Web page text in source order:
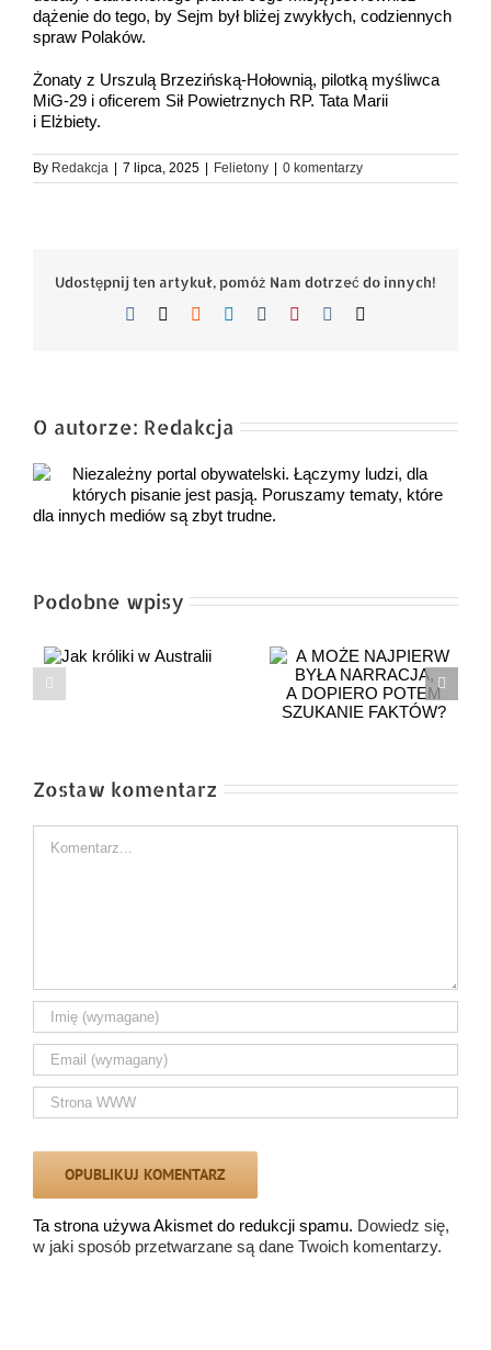
dążenie do tego, by Sejm był bliżej zwykłych, codziennych
spraw Polaków.
Żonaty z Urszulą Brzezińską-Hołownią, pilotką myśliwca
MiG-29 i oficerem Sił Powietrznych RP. Tata Marii
i Elżbiety.
By Redakcja 7 lipca, 2025 Felietony 0 komentarzy
Udostępnij ten artykuł, pomóż Nam dotrzeć do innych!
Facebook Reddit LinkedIn
TumblrPinterest
O autorze: Redakcja
Niezależny portal obywatelski. Łączymy ludzi, dla
których pisanie jest pasją. Poruszamy tematy, które
dla innych mediów są zbyt trudne.
Podobne wpisy
Pan Tomek objaśnia
prawicę – cz. 15
dialogów z panią
Zostaw komentarz
Ta strona używa Akismet do redukcji spamu. Dowiedz się,
w jaki sposób przetwarzane są dane Twoich komentarzy.